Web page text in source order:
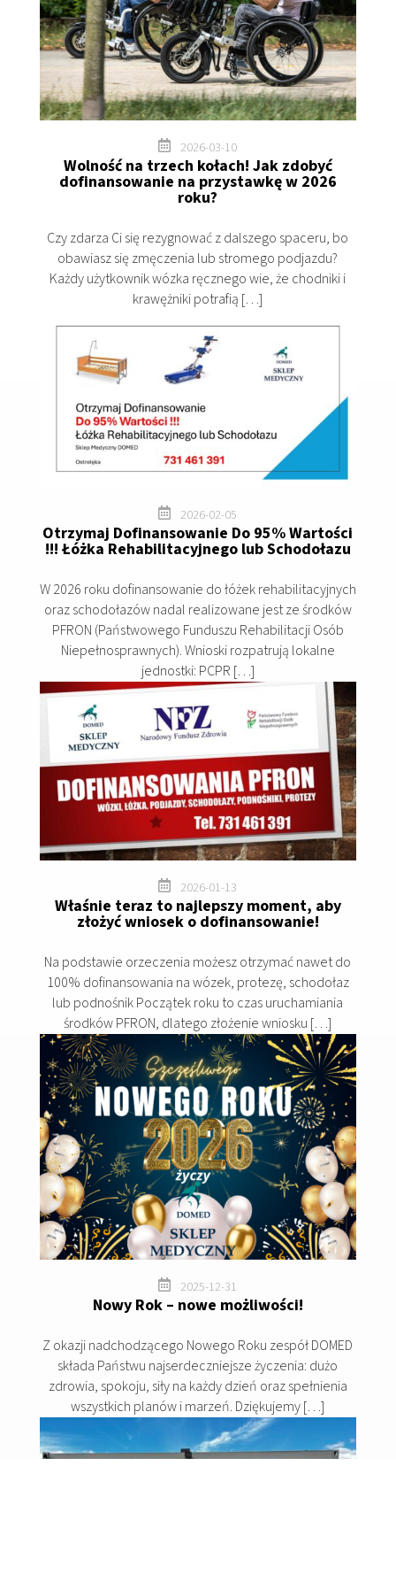
 2026-03-10
Wolność na trzech kołach! Jak zdobyć
dofinansowanie na przystawkę w 2026
roku?
Czy zdarza Ci się rezygnować z dalszego spaceru, bo
obawiasz się zmęczenia lub stromego podjazdu?
Każdy użytkownik wózka ręcznego wie, że chodniki i
krawężniki potrafią […]
 2026-02-05
Otrzymaj Dofinansowanie Do 95% Wartości
!!! Łóżka Rehabilitacyjnego lub Schodołazu
W 2026 roku dofinansowanie do łóżek rehabilitacyjnych
oraz schodołazów nadal realizowane jest ze środków
PFRON (Państwowego Funduszu Rehabilitacji Osób
Niepełnosprawnych). Wnioski rozpatrują lokalne
jednostki: PCPR […]
 2026-01-13
Właśnie teraz to najlepszy moment, aby
złożyć wniosek o dofinansowanie!
Na podstawie orzeczenia możesz otrzymać nawet do
100% dofinansowania na wózek, protezę, schodołaz
lub podnośnik Początek roku to czas uruchamiania
środków PFRON, dlatego złożenie wniosku […]
 2025-12-31
Nowy Rok – nowe możliwości!
Z okazji nadchodzącego Nowego Roku zespół DOMED
składa Państwu najserdeczniejsze życzenia: dużo
zdrowia, spokoju, siły na każdy dzień oraz spełnienia
wszystkich planów i marzeń. Dziękujemy […]